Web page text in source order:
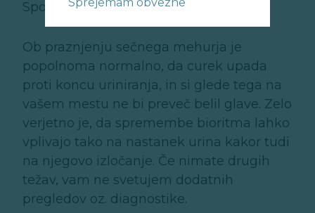
Spoštovani!
Ob praznjenju sečnega mehurja je
popolnoma normalno, da curek upada
proti koncu uriniranja, in si glede tega na
vašem mestu ne bi preveč belil glave. Zelo
verjetno je, da spremembe bioritma lahko
vplivajo tako na nastanek urina kakor tudi
na njegovo izločanje. Če nimate drugih
težav, vam ne svetujem dodatnih
pregledov oz. diagnostike.